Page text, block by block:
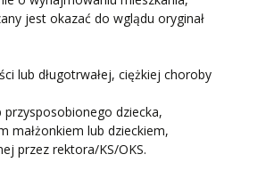
jest okazać do wglądu oryginał
lub długotrwałej, ciężkiej choroby
przysposobionego dziecka,
małżonkiem lub dzieckiem,
przez rektora/KS/OKS.